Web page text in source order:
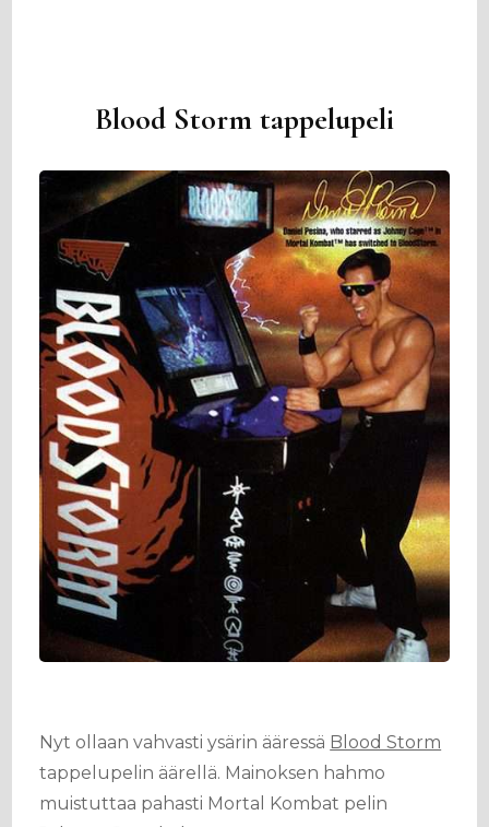
Blood Storm tappelupeli
Nyt ollaan vahvasti ysärin ääressä Blood Storm
tappelupelin äärellä. Mainoksen hahmo
muistuttaa pahasti Mortal Kombat pelin